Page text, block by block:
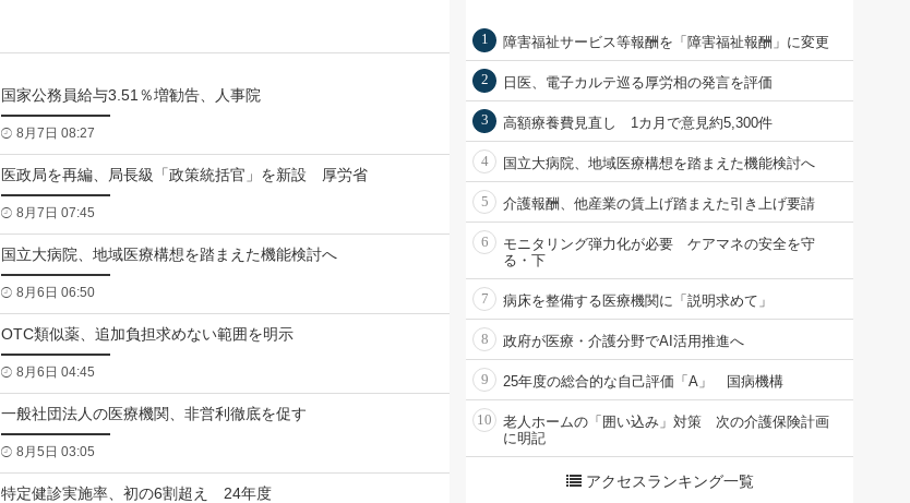
国家公務員給与3.51％増勧告、人事院
8月7日 08:27
医政局を再編、局長級「政策統括官」を新設 厚労省
8月7日 07:45
国立大病院、地域医療構想を踏まえた機能検討へ
8月6日 06:50
OTC類似薬、追加負担求めない範囲を明示
8月6日 04:45
一般社団法人の医療機関、非営利徹底を促す
8月5日 03:05
特定健診実施率、初の6割超え 24年度
1 障害福祉サービス等報酬を「障害福祉報酬」に変更
2 日医、電子カルテ巡る厚労相の発言を評価
3 高額療養費見直し 1カ月で意見約5,300件
4 国立大病院、地域医療構想を踏まえた機能検討へ
5 介護報酬、他産業の賃上げ踏まえた引き上げ要請
6
モニタリング弾力化が必要 ケアマネの安全を守
る・下
7 病床を整備する医療機関に「説明求めて」
8 政府が医療・介護分野でAI活用推進へ
9 25年度の総合的な自己評価「A」 国病機構
10
老人ホームの「囲い込み」対策 次の介護保険計画
に明記
アクセスランキング一覧